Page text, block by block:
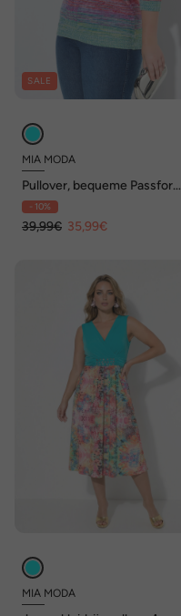
SALE
MIA MODA
Pullover, bequeme Passform,
Melange-Linksstrick
- 10%
39,99€ 35,99€
MIA MODA